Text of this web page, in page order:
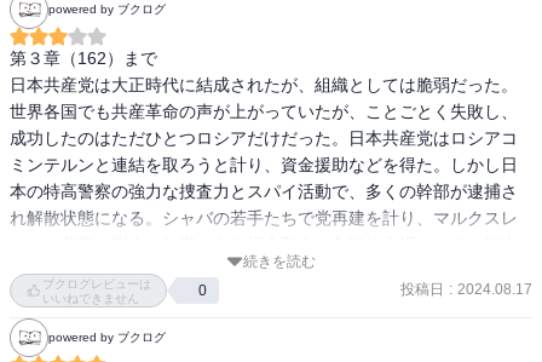
powered by ブクログ
第３章（162）まで
日本共産党は大正時代に結成されたが、組織としては脆弱だった。
世界各国でも共産革命の声が上がっていたが、ことごとく失敗し、
成功したのはただひとつロシアだけだった。日本共産党はロシアコ
ミンテルンと連結を取ろうと計り、資金援助などを得た。しかし日
本の特高警察の強力な捜査力とスパイ活動で、多くの幹部が逮捕さ
れ解散状態になる。シャバの若手たちで党再建を計り、マルクスレ
による党の方針は「まずはエリートで固めた党幹部たちがひたすら
理論の探求をした後、革命を労働者に指導する」であり、これを福
本イズムと言った。この福本イズムで党を再建し、ロシアコミンテ
ルンの承認を目指した。
続きを読む
ブクログレビューは
いいねできません
0 投稿日 : 2024.08.17
powered by ブクログ